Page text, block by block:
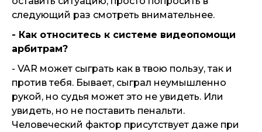
следующий раз смотреть внимательнее.
- Как относитесь к системе видеопомощи
арбитрам?
- VAR может сыграть как в твою пользу, так и
против тебя. Бывает, сыграл неумышленно
рукой, но судья может это не увидеть. Или
увидеть, но не поставить пенальти.
Человеческий фактор присутствует даже при